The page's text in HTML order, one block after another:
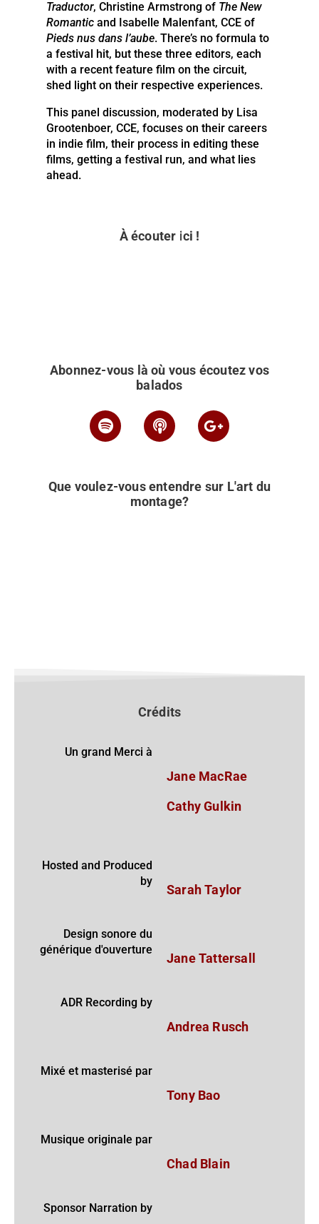
Traductor, Christine Armstrong of The New
Romantic and Isabelle Malenfant, CCE of
Pieds nus dans l’aube. There’s no formula to
a festival hit, but these three editors, each
with a recent feature film on the circuit,
shed light on their respective experiences.
This panel discussion, moderated by Lisa
Grootenboer, CCE, focuses on their careers
in indie film, their process in editing these
films, getting a festival run, and what lies
ahead.
À écouter ici !
Abonnez-vous là où vous écoutez vos
balados
Que voulez-vous entendre sur L'art du
montage?
Crédits
Un grand Merci à
Jane MacRae
Cathy Gulkin
Hosted and Produced
by
Sarah Taylor
Design sonore du
générique d'ouverture
Jane Tattersall
ADR Recording by
Andrea Rusch
Mixé et masterisé par
Tony Bao
Musique originale par
Chad Blain
Sponsor Narration by